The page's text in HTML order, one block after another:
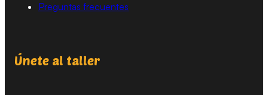
Preguntas frecuentes
Únete al taller